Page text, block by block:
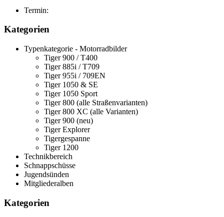
Termin:
Kategorien
Typenkategorie - Motorradbilder
Tiger 900 / T400
Tiger 885i / T709
Tiger 955i / 709EN
Tiger 1050 & SE
Tiger 1050 Sport
Tiger 800 (alle Straßenvarianten)
Tiger 800 XC (alle Varianten)
Tiger 900 (neu)
Tiger Explorer
Tigergespanne
Tiger 1200
Technikbereich
Schnappschüsse
Jugendsünden
Mitgliederalben
Kategorien